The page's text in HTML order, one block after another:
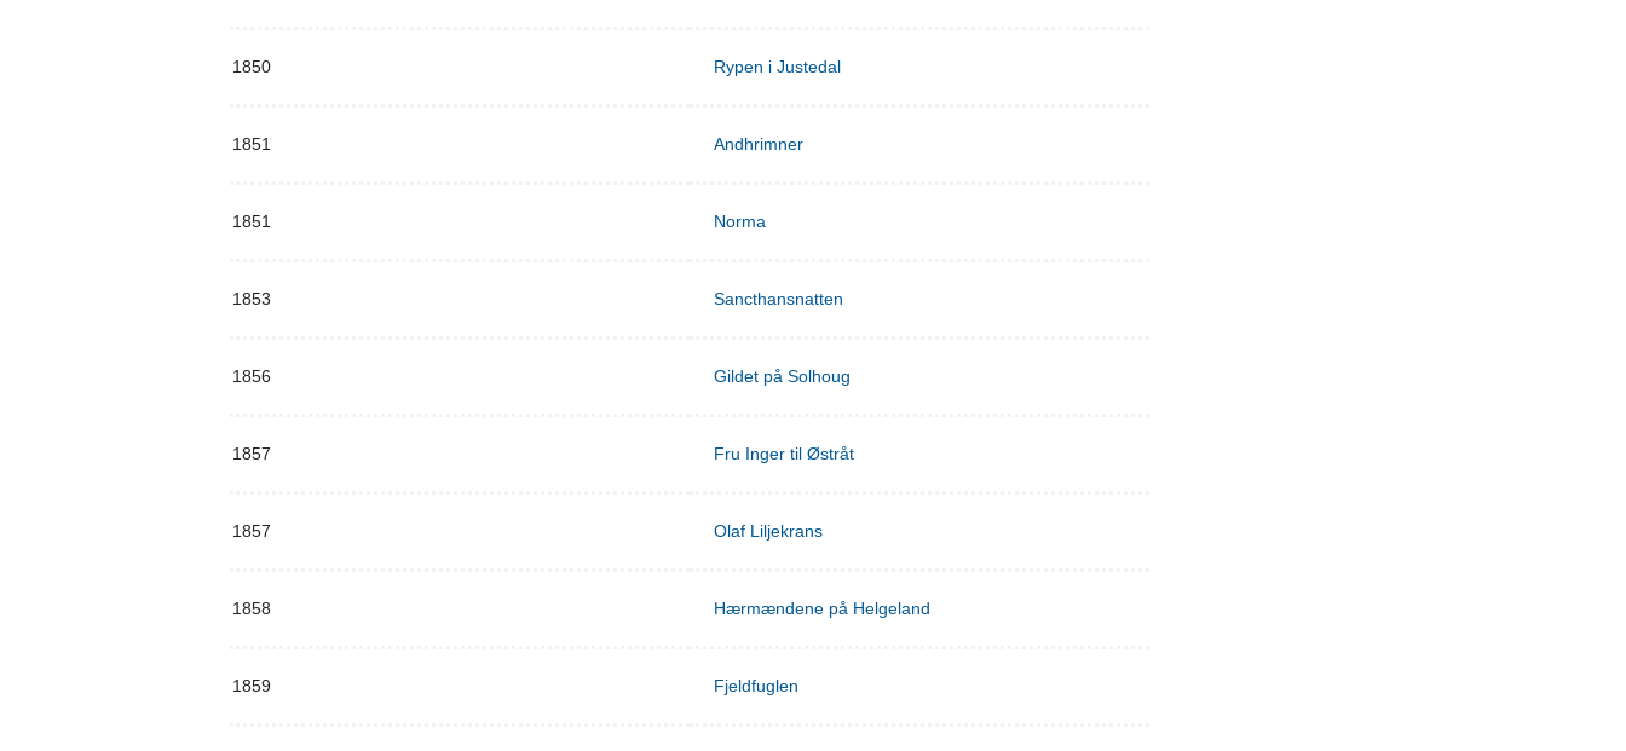
1850 Rypen i Justedal
1851 Andhrimner
1851 Norma
1853 Sancthansnatten
1856 Gildet på Solhoug
1857 Fru Inger til Østråt
1857 Olaf Liljekrans
1858 Hærmændene på Helgeland
1859 Fjeldfuglen